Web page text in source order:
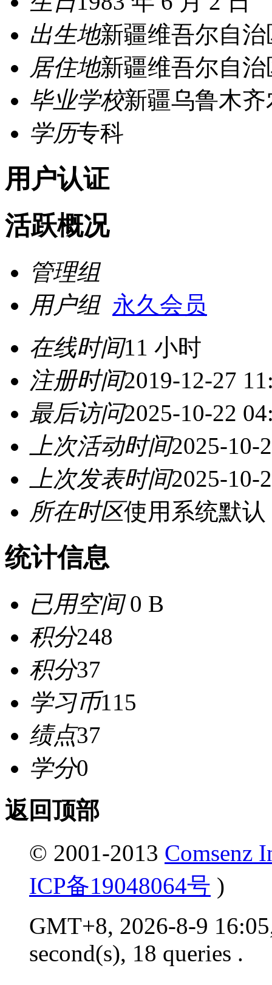
出生地新疆维吾尔自
居住地新疆维吾尔自
毕业学校新疆乌鲁木
学历专科
用户认证
活跃概况
管理组
用户组 永久会员
在线时间11 小时
注册时间2019-12-27
最后访问2025-10-22
上次活动时间2025-10-
上次发表时间2025-10-
所在时区使用系统默认
统计信息
已用空间0 B
积分248
积分37
学习币115
绩点37
学分0
返回顶部
© 2001-2013 Comsenz
ICP备19048064号 )
GMT+8, 2026-8-9
second(s), 18 queries .